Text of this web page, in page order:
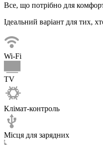
Все, що потрібно для
Ідеальний варіант для тих,
Wi-Fi
TV
Клімат-контроль
Місця для зарядних